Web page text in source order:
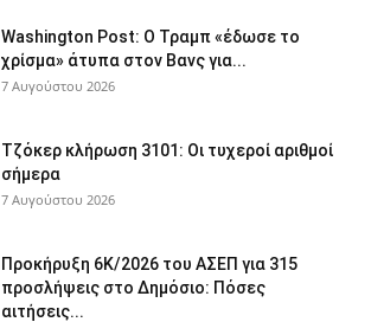
Washington Post: Ο Τραμπ «έδωσε το
χρίσμα» άτυπα στον Βανς για...
7 Αυγούστου 2026
Τζόκερ κλήρωση 3101: Οι τυχεροί αριθμοί
σήμερα
7 Αυγούστου 2026
Προκήρυξη 6Κ/2026 του ΑΣΕΠ για 315
προσλήψεις στο Δημόσιο: Πόσες
αιτήσεις...